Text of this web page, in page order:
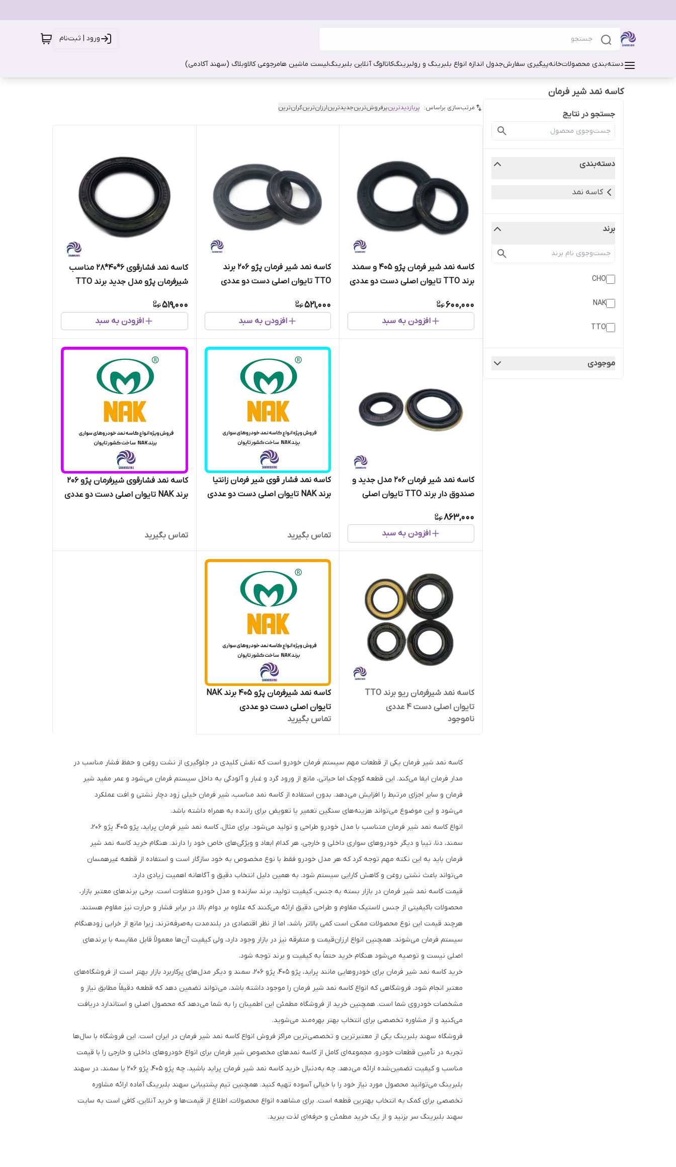
ورود | ثبت‌نام
دسته‌بندی محصولاتخانهپیگیری سفارشجدول اندازه انواع بلبرینگ و رولبرینگکاتالوگ آنلاین بلبرینگلیست ماشین هامرجوعی کالاوبلاگ (سهند آکادمی)
کاسه نمد شیر فرمان
جستجو در نتایج
دسته‌بندی
کاسه نمد
برند
CHO
NAK
TTO
موجودی
مرتب‌سازی براساس: پربازدیدترینپرفروش‌ترینجدیدترینارزان‌ترینگران‌ترین
کاسه نمد شیر فرمان پژو 405 و سمند
برند TTO تایوان اصلی دست دو عددی
600,000
افزودن به سبد
کاسه نمد شیر فرمان پژو 206 برند
TTO تایوان اصلی دست دو عددی
521,000
افزودن به سبد
کاسه نمد فشارقوی 6*40*28 مناسب
شیرفرمان پژو مدل جدید برند TTO
519,000
افزودن به سبد
کاسه نمد شیر فرمان 206 مدل جدید و
صندوق دار برند TTO تایوان اصلی
863,000
افزودن به سبد
کاسه نمد فشار قوی شیر فرمان زانتیا
برند NAK تایوان اصلی دست دو عددی
تماس بگیرید
کاسه نمد فشارقوی شیرفرمان پژو 206
برند NAK تایوان اصلی دست دو عددی
تماس بگیرید
کاسه نمد شیرفرمان ریو برند TTO
تایوان اصلی دست 4 عددی
ناموجود
کاسه نمد شیرفرمان پژو 405 برند NAK
تایوان اصلی دست دو عددی
تماس بگیرید
کاسه نمد شیر فرمان یکی از قطعات مهم سیستم فرمان خودرو است که نقش کلیدی در جلوگیری از نشت روغن و حفظ فشار مناسب در
مدار فرمان ایفا می‌کند. این قطعه کوچک اما حیاتی، مانع از ورود گرد و غبار و آلودگی به داخل سیستم فرمان می‌شود و عمر مفید شیر
فرمان و سایر اجزای مرتبط را افزایش می‌دهد. بدون استفاده از کاسه نمد مناسب، شیر فرمان خیلی زود دچار نشتی و افت عملکرد
می‌شود و این موضوع می‌تواند هزینه‌های سنگین تعمیر یا تعویض برای راننده به همراه داشته باشد.
انواع کاسه نمد شیر فرمان متناسب با مدل خودرو طراحی و تولید می‌شود. برای مثال، کاسه نمد شیر فرمان پراید، پژو 405، پژو 206،
سمند، دنا، تیبا و دیگر خودروهای سواری داخلی و خارجی، هر کدام ابعاد و ویژگی‌های خاص خود را دارند. هنگام خرید کاسه نمد شیر
فرمان باید به این نکته مهم توجه کرد که هر مدل خودرو فقط با نوع مخصوص به خود سازگار است و استفاده از قطعه غیرهمسان
می‌تواند باعث نشتی روغن و کاهش کارایی سیستم شود. به همین دلیل انتخاب دقیق و آگاهانه اهمیت زیادی دارد.
قیمت کاسه نمد شیر فرمان در بازار بسته به جنس، کیفیت تولید، برند سازنده و مدل خودرو متفاوت است. برخی برندهای معتبر بازار،
محصولات باکیفیتی از جنس لاستیک مقاوم و طراحی دقیق ارائه می‌کنند که علاوه بر دوام بالا، در برابر فشار و حرارت نیز مقاوم هستند.
هرچند قیمت این نوع محصولات ممکن است کمی بالاتر باشد، اما از نظر اقتصادی در بلندمدت به‌صرفه‌ترند، زیرا مانع از خرابی زودهنگام
سیستم فرمان می‌شوند. همچنین انواع ارزان‌قیمت و متفرقه نیز در بازار وجود دارد، ولی کیفیت آن‌ها معمولاً قابل مقایسه با برندهای
اصلی نیست و توصیه می‌شود هنگام خرید حتماً به کیفیت و برند توجه شود.
خرید کاسه نمد شیر فرمان برای خودروهایی مانند پراید، پژو 405، پژو 206، سمند و دیگر مدل‌های پرکاربرد بازار بهتر است از فروشگاه‌های
معتبر انجام شود. فروشگاهی که انواع کاسه نمد شیر فرمان را موجود داشته باشد، می‌تواند تضمین دهد که قطعه دقیقاً مطابق نیاز و
مشخصات خودروی شما است. همچنین خرید از فروشگاه مطمئن این اطمینان را به شما می‌دهد که محصول اصلی و استاندارد دریافت
می‌کنید و از مشاوره تخصصی برای انتخاب بهتر بهره‌مند می‌شوید.
فروشگاه سهند بلبرینگ یکی از معتبرترین و تخصصی‌ترین مراکز فروش انواع کاسه نمد شیر فرمان در ایران است. این فروشگاه با سال‌ها
تجربه در تأمین قطعات خودرو، مجموعه‌ای کامل از کاسه نمدهای مخصوص شیر فرمان برای انواع خودروهای داخلی و خارجی را با قیمت
مناسب و کیفیت تضمین‌شده ارائه می‌دهد. چه به‌دنبال خرید کاسه نمد شیر فرمان پراید باشید، چه پژو 405، پژو 206 یا سمند، در سهند
بلبرینگ می‌توانید محصول مورد نیاز خود را با خیالی آسوده تهیه کنید. همچنین تیم پشتیبانی سهند بلبرینگ آماده ارائه مشاوره
تخصصی برای کمک به انتخاب بهترین قطعه است. برای مشاهده انواع محصولات، اطلاع از قیمت‌ها و خرید آنلاین، کافی است به سایت
سهند بلبرینگ سر بزنید و از یک خرید مطمئن و حرفه‌ای لذت ببرید.